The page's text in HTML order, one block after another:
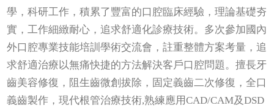
學，科研工作，積累了豐富的口腔臨床經驗，理論基礎夯
實，工作細緻耐心，追求舒適化診療技術。多次參加國內
外口腔專業技能培訓學術交流會，註重整體方案考量，追
求舒適治療以無痛快捷的方法解決客戶口腔問題。擅長牙
齒美容修復，阻生齒微創拔除，固定義齒二次修復，全口
義齒製作，現代根管治療技術,熟練應用CAD/CAM及DSD